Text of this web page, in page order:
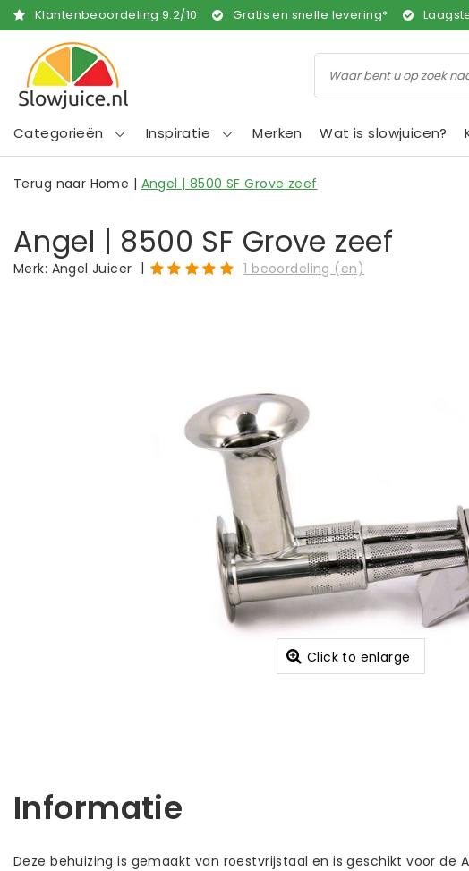
Klantenbeoordeling 9.2/10 Gratis en snelle levering*
Categorieën Inspiratie Merken Wat is slowjuicen?
Terug naar Home | Angel | 8500 SF Grove zeef
Angel | 8500 SF Grove zeef
Merk: Angel Juicer | 1 beoordeling (en)
Click to enlarge
Informatie
Deze behuizing is gemaakt van roestvrijstaal en is geschikt voor de